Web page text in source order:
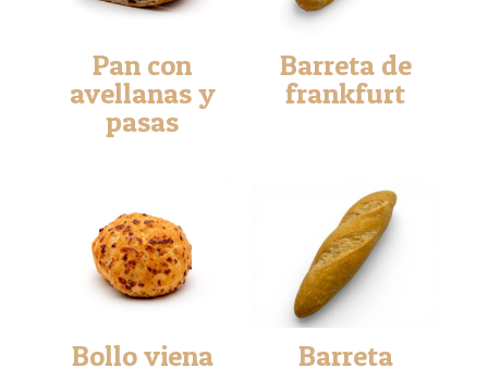
Pan con
avellanas y
pasas
Barreta de
frankfurt
Bollo viena
Barreta